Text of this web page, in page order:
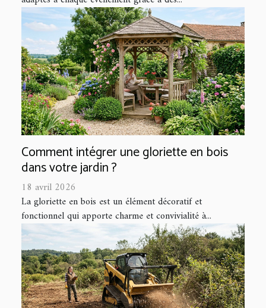
Comment intégrer une gloriette en bois
dans votre jardin ?
18 avril 2026
La gloriette en bois est un élément décoratif et
fonctionnel qui apporte charme et convivialité à...